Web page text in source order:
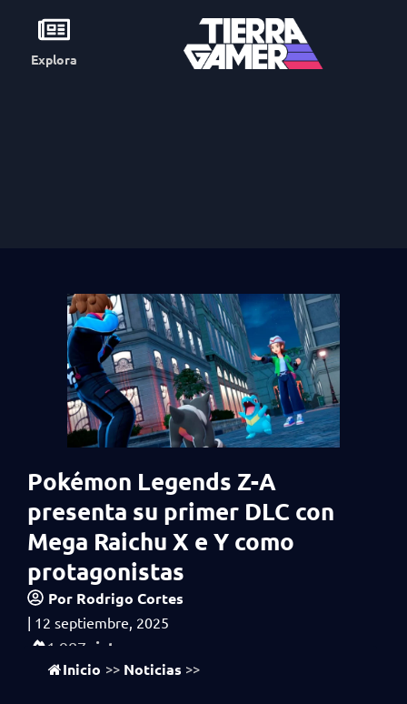
Explora
Pokémon Legends Z-A
presenta su primer DLC con
Mega Raichu X e Y como
protagonistas
Por Rodrigo Cortes
| 12 septiembre, 2025
1,987 vistas
Inicio >> Noticias >>